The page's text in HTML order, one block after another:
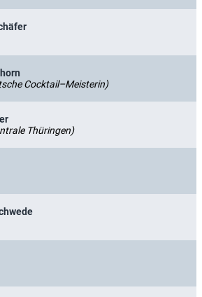
Cocktail–Meisterin)
Thüringen)